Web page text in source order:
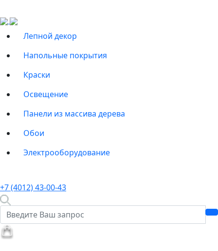
Лепной декор
Напольные покрытия
Краски
Освещение
Панели из массива дерева
Обои
Электрооборудование
+7 (4012) 43-00-43